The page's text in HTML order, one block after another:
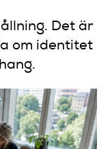
Det är
om identitet